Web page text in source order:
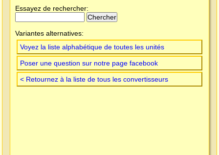
Essayez de rechercher:
Variantes alternatives:
Voyez la liste alphabétique de toutes les unités
Poser une question sur notre page facebook
< Retournez à la liste de tous les convertisseurs